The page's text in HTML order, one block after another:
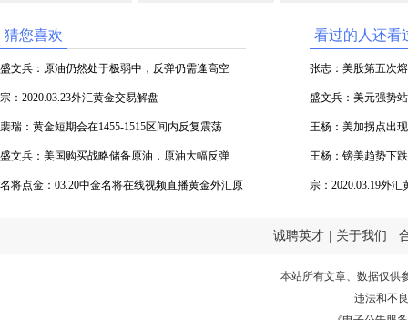
猜您喜欢
盛文兵：原油仍然处于极弱中，反弹仍需逢高空
宗：2020.03.23外汇黄金交易解盘
裴瑞：黄金短期会在1455-1515区间内反复震荡
盛文兵：美国购买战略储备原油，原油大幅反弹
名将点金：03.20中金名将在线视频直播黄金外汇原
看过的人还看
张志：美股第五次
盛文兵：美元强势
王杨：美加拐点出
王杨：镑美趋势下
宗：2020.03.19外汇
诚聘英才 关于我们
本站所有文章、数据仅供
违法和不